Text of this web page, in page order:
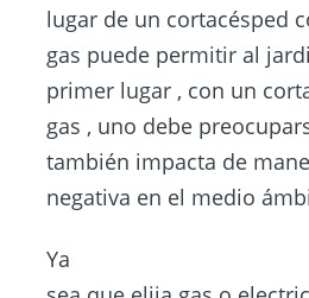
lugar de un cortacésped
gas puede permitir al
primer lugar , con un
gas , uno debe
también impacta de
negativa en el medio
Ya